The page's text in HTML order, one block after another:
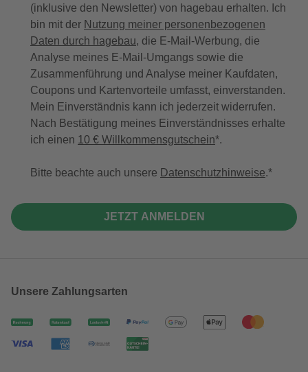
(inklusive den Newsletter) von hagebau erhalten. Ich
bin mit der Nutzung meiner personenbezogenen
Daten durch hagebau, die E-Mail-Werbung, die
Analyse meines E-Mail-Umgangs sowie die
Zusammenführung und Analyse meiner Kaufdaten,
Coupons und Kartenvorteile umfasst, einverstanden.
Mein Einverständnis kann ich jederzeit widerrufen.
Nach Bestätigung meines Einverständnisses erhalte
ich einen 10 € Willkommensgutschein*.
Bitte beachte auch unsere Datenschutzhinweise.
JETZT ANMELDEN
Unsere Zahlungsarten